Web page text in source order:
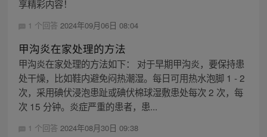
享精彩内容！
1 个回答 2024年09月06日 08:04
甲沟炎在家处理的方法
甲沟炎在家处理的方法如下： 对于早期甲沟炎，要保持患
处干燥，比如鞋内避免闷热潮湿。每日可用热水泡脚 1 - 2
次，采用碘伏浸泡患趾或碘伏棉球湿敷患处每次 2 次，每
次 15 分钟。炎症严重的患者，患...
1 个回答 2024年08月30日 09:38